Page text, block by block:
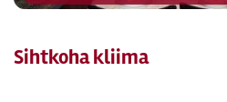
Sihtkoha kliima